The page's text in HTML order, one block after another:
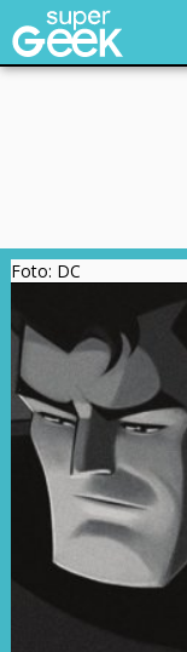
Tecnología
Reviews
Cultura Pop
Streaming
Síguenos:
Foto: DC